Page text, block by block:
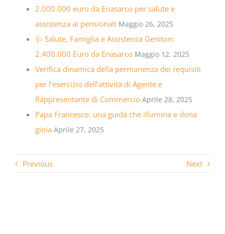
2.000.000 euro da Enasarco per salute e
assistenza ai pensionati Maggio 26, 2025
🩺 Salute, Famiglia e Assistenza Genitori:
2.400.000 Euro da Enasarco Maggio 12, 2025
Verifica dinamica della permanenza dei requisiti
per l’esercizio dell’attività di Agente e
Rappresentante di Commercio Aprile 28, 2025
Papa Francesco: una guida che illumina e dona
gioia Aprile 27, 2025
Previous Next